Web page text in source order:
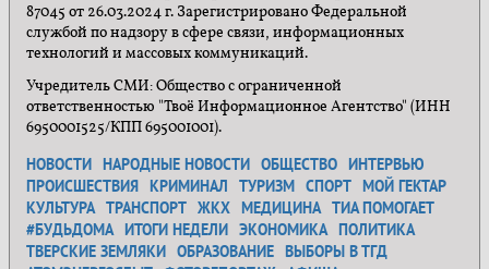
87045 от 26.03.2024 г. Зарегистрировано Федеральной
службой по надзору в сфере связи, информационных
технологий и массовых коммуникаций.
Учредитель СМИ: Общество с ограниченной
ответственностью "Твоё Информационное Агентство" (ИНН
6950001525/КПП 695001001).
НОВОСТИ НАРОДНЫЕ НОВОСТИ ОБЩЕСТВО ИНТЕРВЬЮ
ПРОИСШЕСТВИЯ КРИМИНАЛ ТУРИЗМ СПОРТ МОЙ ГЕКТАР
КУЛЬТУРА ТРАНСПОРТ ЖКХ МЕДИЦИНА ТИА ПОМОГАЕТ
#БУДЬДОМА ИТОГИ НЕДЕЛИ ЭКОНОМИКА ПОЛИТИКА
ТВЕРСКИЕ ЗЕМЛЯКИ ОБРАЗОВАНИЕ ВЫБОРЫ В ТГД